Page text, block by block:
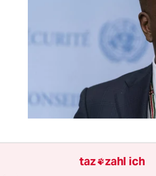
Kimani, Botschafter Kenias
taz zahl ich